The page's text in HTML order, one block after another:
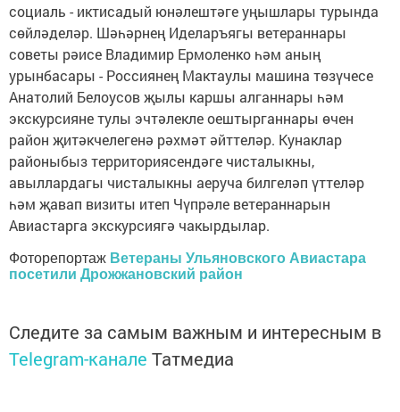
социаль - иктисадый юнәлештәге уңышлары турында
сөйләделәр. Шәһәрнең Иделаръягы ветераннары
советы рәисе Владимир Ермоленко һәм аның
урынбасары - Россиянең Мактаулы машина төзүчесе
Анатолий Белоусов җылы каршы алганнары һәм
экскурсияне тулы эчтәлекле оештырганнары өчен
район җитәкчелегенә рәхмәт әйттеләр. Кунаклар
районыбыз территориясендәге чисталыкны,
авыллардагы чисталыкны аеруча билгеләп үттеләр
һәм җавап визиты итеп Чүпрәле ветераннарын
Авиастарга экскурсиягә чакырдылар.
Фоторепортаж Ветераны Ульяновского Авиастара
посетили Дрожжановский район
Следите за самым важным и интересным в
Telegram-канале Татмедиа